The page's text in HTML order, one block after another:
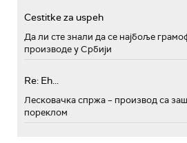
Cestitke za uspeh
Да ли сте знали да се најбоље
производе у Србији
Re: Eh...
Лесковачка спржа – производ са
пореклом